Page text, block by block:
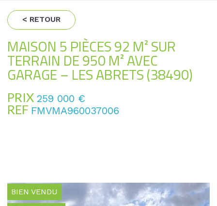
< RETOUR
MAISON 5 PIÈCES 92 M² SUR
TERRAIN DE 950 M² AVEC
GARAGE – LES ABRETS (38490)
PRIX 259 000 €
REF FMVMA960037006
BIEN VENDU